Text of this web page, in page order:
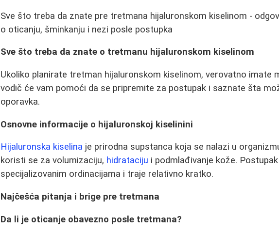
Sve što treba da znate pre tretmana hijaluronskom kiselinom -
o oticanju, šminkanju i nezi posle postupka
Sve što treba da znate o tretmanu hijaluronskom kiselinom
Ukoliko planirate tretman hijaluronskom kiselinom, verovatno imate
vodič će vam pomoći da se pripremite za postupak i saznate šta
oporavka.
Osnovne informacije o hijaluronskoj kiselinini
Hijaluronska kiselina je prirodna supstanca koja se nalazi u
koristi se za volumizaciju, hidrataciju i podmlađivanje kože.
specijalizovanim ordinacijama i traje relativno kratko.
Najčešća pitanja i brige pre tretmana
Da li je oticanje obavezno posle tretmana?